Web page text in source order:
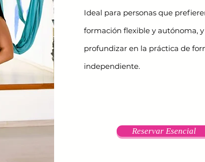
Ideal para personas que
formación flexible y autónoma, y
profundizar en la práctica de
independiente.
Reservar Esencial